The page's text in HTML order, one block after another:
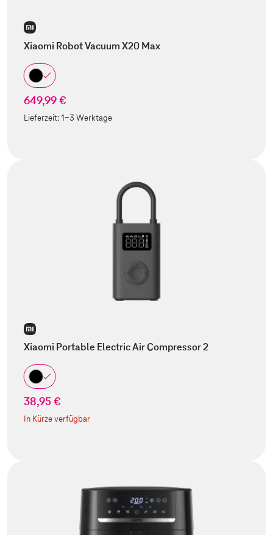
Xiaomi Robot Vacuum X20 Max
649,99 €
Lieferzeit:1-3 Werktage
Xiaomi Portable Electric Air Compressor 2
38,95 €
In Kürze verfügbar